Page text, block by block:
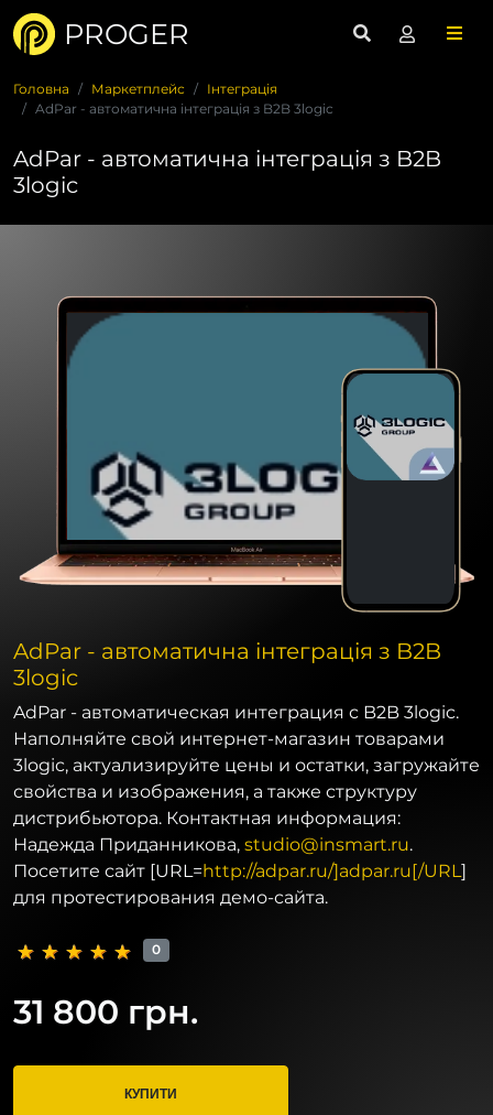
PROGER
Головна Маркетплейс
Інтеграція
AdPar - автоматична інтеграція з B2B 3logic
AdPar - автоматична інтеграція з B2B
3logic
AdPar - автоматична інтеграція з B2B
3logic
AdPar - автоматическая интеграция с B2B 3logic.
Наполняйте свой интернет-магазин товарами
3logic, актуализируйте цены и остатки, загружайте
свойства и изображения, а также структуру
дистрибьютора. Контактная информация:
Надежда Приданникова, studio@insmart.ru.
Посетите сайт [URL=http://adpar.ru/]adpar.ru[/URL]
для протестирования демо-сайта.
0
31 800 грн.
КУПИТИ